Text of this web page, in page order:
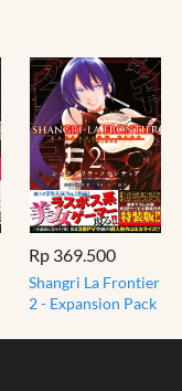
Rp 369.500
Shangri La Frontier
2 - Expansion Pack